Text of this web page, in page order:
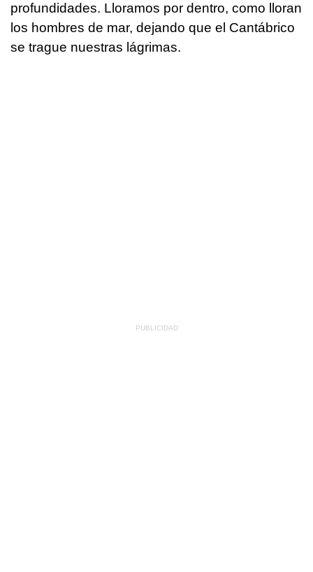
profundidades. Lloramos por dentro, como lloran
los hombres de mar, dejando que el Cantábrico
se trague nuestras lágrimas.